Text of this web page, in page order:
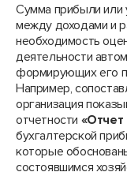
Сумма прибыли или
между доходами и
необходимость
деятельности
формирующих его
Например,
организация
отчетности «Отчет
бухгалтерской
которые
состоявшимся